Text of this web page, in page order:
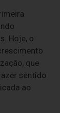
Hoje, o
que
sentido
ao